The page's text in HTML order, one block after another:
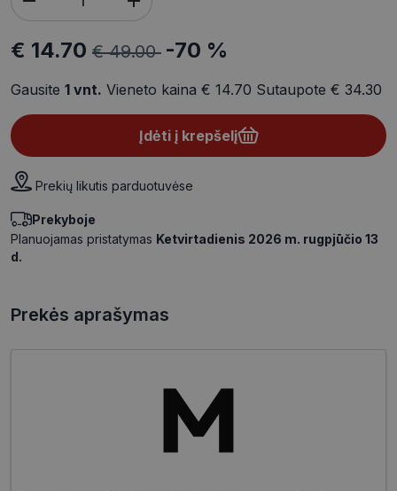
€ 14.70 € 49.00 -70 %
Gausite 1 vnt. Vieneto kaina € 14.70 Sutaupote € 34.30
Įdėti į krepšelį
Prekių likutis parduotuvėse
Prekyboje
Planuojamas pristatymas Ketvirtadienis 2026 m. rugpjūčio 13
d.
Prekės aprašymas